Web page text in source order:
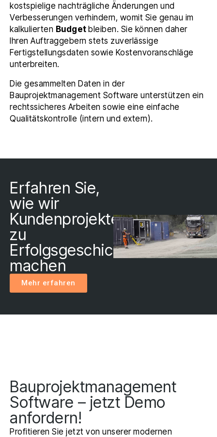
kostspielige nachträgliche Änderungen und
Verbesserungen verhindern, womit Sie genau im
kalkulierten Budget bleiben. Sie können daher
Ihren Auftraggebern stets zuverlässige
Fertigstellungsdaten sowie Kostenvoranschläge
unterbreiten.
Die gesammelten Daten in der
Bauprojektmanagement Software unterstützen ein
rechtssicheres Arbeiten sowie eine einfache
Qualitätskontrolle (intern und extern).
Erfahren Sie,
wie wir
Kundenprojekte
zu
Erfolgsgeschichten
machen
Mehr erfahren
Bauprojektmanagement
Software – jetzt Demo
anfordern!
Profitieren Sie jetzt von unserer modernen